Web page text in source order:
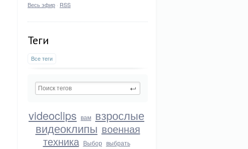
Весь эфир · RSS
Теги
Все теги
videoclips вам взрослые
видеоклипы военная
техника Выбор выбрать